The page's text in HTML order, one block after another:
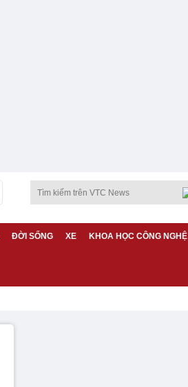
ĐỜI SỐNG XE KHOA HỌC CÔNG NGHỆ